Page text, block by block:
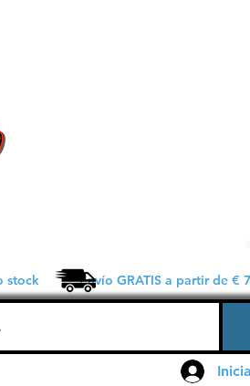
stock Envío GRATIS a partir de €